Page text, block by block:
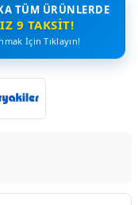
TÜM ÜRÜNLERDE
9 TAKSIT!
İçin Tıklayın!